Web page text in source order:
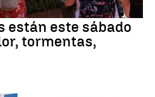
están este sábado
tormentas,